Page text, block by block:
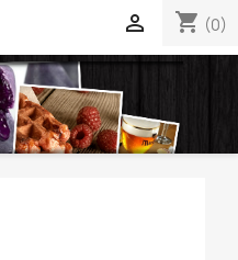
shopping_cart (0)
